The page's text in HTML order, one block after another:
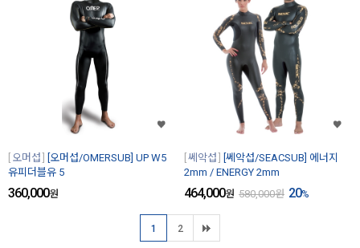
오머섭
[오머섭/OMERSUB] UP W5
유피더블유 5
360,000원
쎄악섭
[쎄악섭/SEACSUB] 에너지
2mm / ENERGY 2mm
464,000원 580,000원 20%
1 2